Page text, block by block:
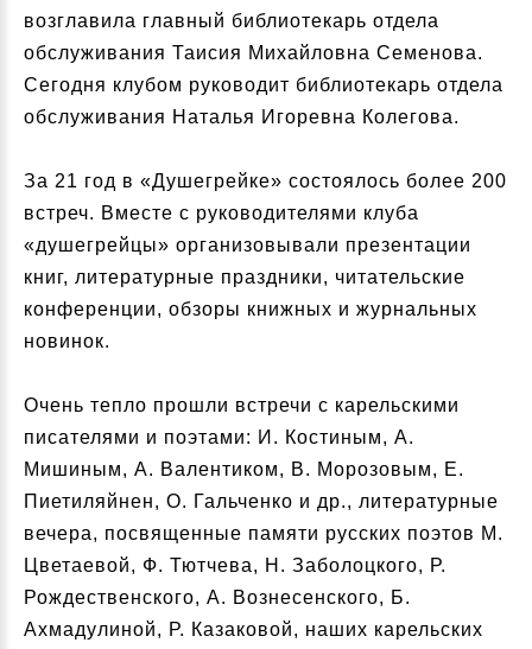
возглавила главный библиотекарь отдела
обслуживания Таисия Михайловна Семенова.
Сегодня клубом руководит библиотекарь отдела
обслуживания Наталья Игоревна Колегова.
За 21 год в «Душегрейке» состоялось более 200
встреч. Вместе с руководителями клуба
«душегрейцы» организовывали презентации
книг, литературные праздники, читательские
конференции, обзоры книжных и журнальных
новинок.
Очень тепло прошли встречи с карельскими
писателями и поэтами: И. Костиным, А.
Мишиным, А. Валентиком, В. Морозовым, Е.
Пиетиляйнен, О. Гальченко и др., литературные
вечера, посвященные памяти русских поэтов М.
Цветаевой, Ф. Тютчева, Н. Заболоцкого, Р.
Рождественского, А. Вознесенского, Б.
Ахмадулиной, Р. Казаковой, наших карельских